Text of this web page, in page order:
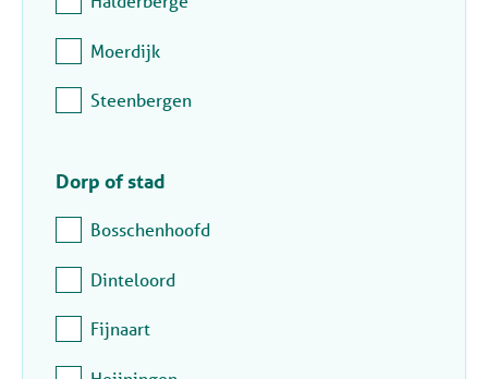
Moerdijk
Steenbergen
Dorp of stad
Bosschenhoofd
Dinteloord
Fijnaart